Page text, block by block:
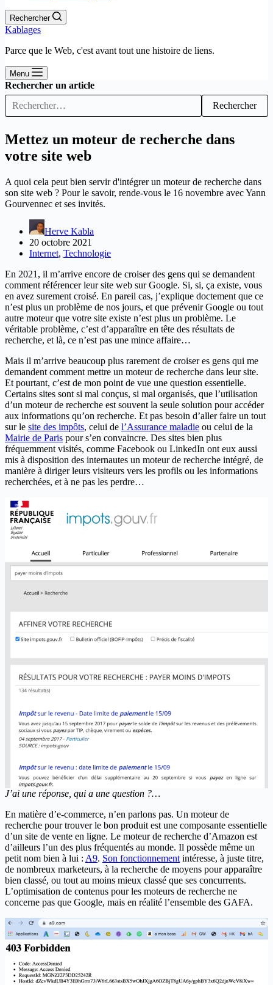
Rechercher
Kablages
Parce que le Web, c'est avant tout une histoire de liens.
Menu
Rechercher un article
Rechercher
Mettez un moteur de recherche dans
votre site web
A quoi cela peut bien servir d'intégrer un moteur de recherche dans
son site web ? Pour le savoir, rende-vous le 16 novembre avec Yann
Gourvennec et ses invités.
Herve Kabla
20 octobre 2021
Internet, Technologie
En 2021, il m’arrive encore de croiser des gens qui se demandent
comment référencer leur site web sur Google. Si, si, ça existe, vous
en avez surement croisé. En pareil cas, j’explique doctement que ce
n’est plus un problème de nos jours, et que prévenir Google ou tout
autre moteur que votre site existe n’est plus un problème. Le
véritable problème, c’est d’apparaître en tête des résultats de
recherche, et là, ce n’est pas une mince affaire…
Mais il m’arrive beaucoup plus rarement de croiser es gens qui me
demandent comment mettre un moteur de recherche dans leur site.
Et pourtant, c’est de mon point de vue une question essentielle.
Certains sites sont si mal conçus, si mal organisés, que l’utilisation
d’un moteur de recherche est souvent la seule solution pour accéder
aux informations qu’on recherche. Et pas besoin d’aller faire un tout
sur le site des impôts, celui de l’Assurance maladie ou celui de la
Mairie de Paris pour s’en convaincre. Des sites bien plus
fréquemment visités, comme Facebook ou LinkedIn ont eux aussi
mis à disposition des internautes un moteur de recherche intégré, de
manière à diriger leurs visiteurs vers les profils ou les informations
recherchées, et à ne pas les perdre…
J’ai une réponse, qui a une question ?…
En matière d’e-commerce, n’en parlons pas. Un moteur de
recherche pour trouver le bon produit est une composante essentielle
d’un site de vente en ligne. Le moteur de recherche d’Amazon est
d’ailleurs l’un des plus fréquentés au monde. Il possède même un
petit nom bien à lui : A9. Son fonctionnement intéresse, à juste titre,
de nombreux marketeurs, à la recherche de moyens pour apparaître
bien classé, ou tout au moins mieux classé que ses concurrents.
L’optimisation de contenus pour les moteurs de recherche ne
concerne pas que Google, mais en réalité l’ensemble des GAFA.